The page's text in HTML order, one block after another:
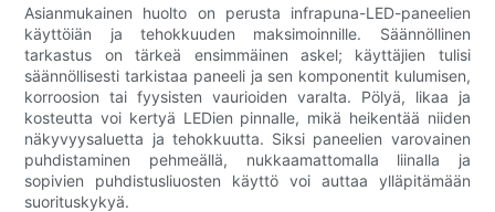
Asianmukainen huolto on perusta infrapuna-LED-paneelien
käyttöiän ja tehokkuuden maksimoinnille. Säännöllinen
tarkastus on tärkeä ensimmäinen askel; käyttäjien tulisi
säännöllisesti tarkistaa paneeli ja sen komponentit kulumisen,
korroosion tai fyysisten vaurioiden varalta. Pölyä, likaa ja
kosteutta voi kertyä LEDien pinnalle, mikä heikentää niiden
näkyvyysaluetta ja tehokkuutta. Siksi paneelien varovainen
puhdistaminen pehmeällä, nukkaamattomalla liinalla ja
sopivien puhdistusliuosten käyttö voi auttaa ylläpitämään
suorituskykyä.